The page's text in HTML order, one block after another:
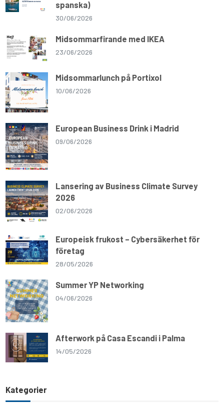
spanska)
30/06/2026
Midsommarfirande med IKEA
23/06/2026
Midsommarlunch på Portixol
10/06/2026
European Business Drink i Madrid
09/06/2026
Lansering av Business Climate Survey
2026
02/06/2026
Europeisk frukost – Cybersäkerhet för
företag
28/05/2026
Summer YP Networking
04/06/2026
Afterwork på Casa Escandi i Palma
14/05/2026
Kategorier